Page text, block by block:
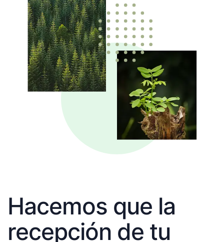
Hacemos que la
recepción de tu